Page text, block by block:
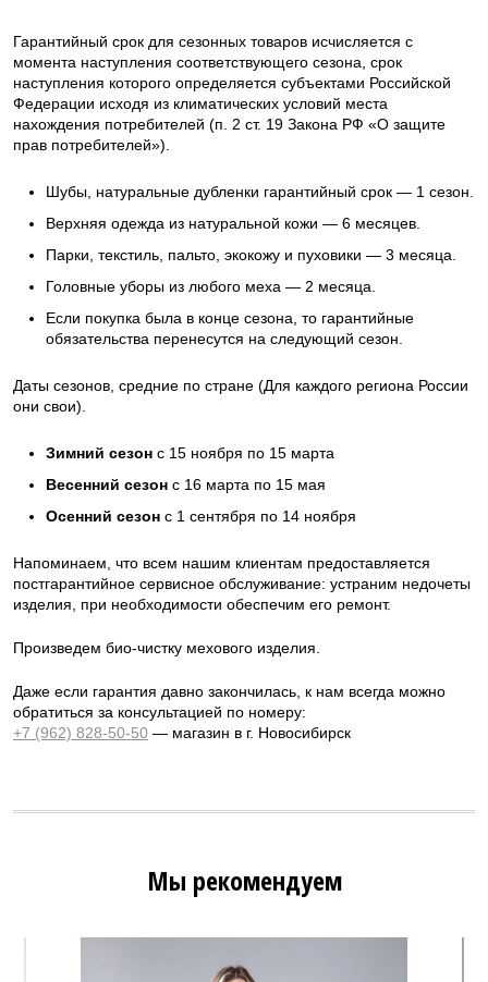
Гарантийный срок для сезонных товаров исчисляется с
момента наступления соответствующего сезона, срок
наступления которого определяется субъектами Российской
Федерации исходя из климатических условий места
нахождения потребителей (п. 2 ст. 19 Закона РФ «О защите
прав потребителей»).
Шубы, натуральные дубленки гарантийный срок — 1 сезон.
Верхняя одежда из натуральной кожи — 6 месяцев.
Парки, текстиль, пальто, экокожу и пуховики — 3 месяца.
Головные уборы из любого меха — 2 месяца.
Если покупка была в конце сезона, то гарантийные
обязательства перенесутся на следующий сезон.
Даты сезонов, средние по стране (Для каждого региона России
они свои).
Зимний сезон с 15 ноября по 15 марта
Весенний сезон с 16 марта по 15 мая
Осенний сезон с 1 сентября по 14 ноября
Напоминаем, что всем нашим клиентам предоставляется
постгарантийное сервисное обслуживание: устраним недочеты
изделия, при необходимости обеспечим его ремонт.
Произведем био-чистку мехового изделия.
Даже если гарантия давно закончилась, к нам всегда можно
обратиться за консультацией по номеру:
+7 (962) 828-50-50 — магазин в г. Новосибирск
Мы рекомендуем